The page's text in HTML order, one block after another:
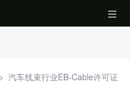
> 汽车线束行业EB-Cable许可证